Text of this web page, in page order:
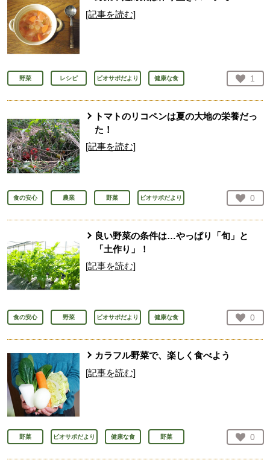
[記事を読む]
野菜 レシピ ビオサポだより 健康な食 お気
1
人
トマトのリコペンは夏の大地の栄養だっ
た！
[記事を読む]
食の安心 農業 野菜 ビオサポだより お気
0
人
良い野菜の条件は…やっぱり「旬」と
「土作り」！
[記事を読む]
食の安心 野菜 ビオサポだより 健康な食 お気
0
人
カラフル野菜で、楽しく食べよう
[記事を読む]
野菜 ビオサポだより 健康な食 野菜 お気
0
人